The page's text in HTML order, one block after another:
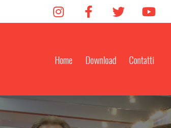
Home Download Contatti